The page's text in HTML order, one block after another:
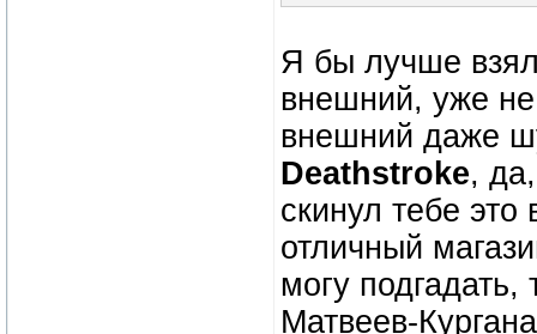
Я бы лучше
внешний, уже
внешний даже
Deathstroke,
скинул тебе
отличный
могу
Матвеев-